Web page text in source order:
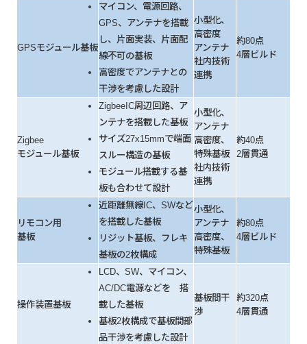
GPSモジュール基板
マイコン、電源回路、
GPS、アンテナを搭載
し、片面実装、片面配
線不可の基板
高密度でアンテナとの
干渉を考慮した設計
小型化、
高密度
アンテナ
社内技術
連携
約80点
4層ビルド
Zigbee
モジュール基板
ZigbeeIC周辺回路、ア
ンテナを搭載した基板
サイズ27x15mmで端面
スルー構造の基板
モジュール搭載する基
板も合わせて設計
小型化、
アンテナ
高密度、
特殊基板
社内技術
連携
約40点
2層貫通
リモコン用
基板
近距離無線IC、SWなど
を搭載した基板
リジット基板、フレキ
基板の2枚構成
小型化、
アンテナ
高密度、
特殊基板
約80点
4層ビルド
操作装置基板
LCD、SW、マイコン、
AC/DC電源などを 搭
載した基板
基板2枚構成で基板間部
品干渉を考慮した設計
基板間干
渉
約320点
4層貫通